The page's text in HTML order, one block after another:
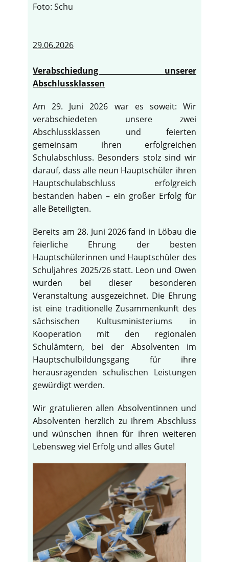
Foto: Schu
29.06.2026
Verabschiedung unserer
Abschlussklassen
Am 29. Juni 2026 war es soweit: Wir
verabschiedeten unsere zwei
Abschlussklassen und feierten
gemeinsam ihren erfolgreichen
Schulabschluss. Besonders stolz sind wir
darauf, dass alle neun Hauptschüler ihren
Hauptschulabschluss erfolgreich
bestanden haben – ein großer Erfolg für
alle Beteiligten.
Bereits am 28. Juni 2026 fand in Löbau die
feierliche Ehrung der besten
Hauptschülerinnen und Hauptschüler des
Schuljahres 2025/26 statt. Leon und Owen
wurden bei dieser besonderen
Veranstaltung ausgezeichnet. Die Ehrung
ist eine traditionelle Zusammenkunft des
sächsischen Kultusministeriums in
Kooperation mit den regionalen
Schulämtern, bei der Absolventen im
Hauptschulbildungsgang für ihre
herausragenden schulischen Leistungen
gewürdigt werden.
Wir gratulieren allen Absolventinnen und
Absolventen herzlich zu ihrem Abschluss
und wünschen ihnen für ihren weiteren
Lebensweg viel Erfolg und alles Gute!